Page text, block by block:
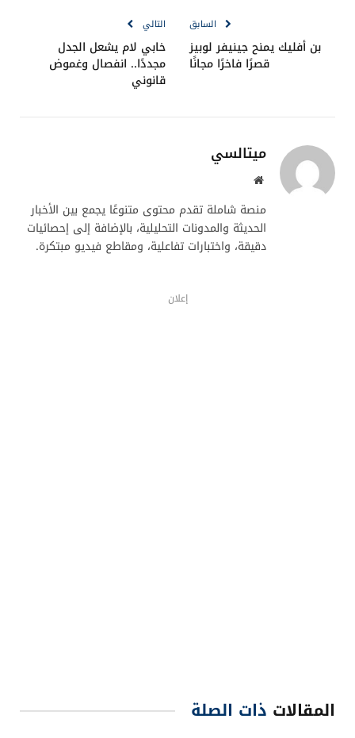
السابق
بن أفليك يمنح جينيفر لوبيز
قصرًا فاخرًا مجانًا
التالي
خابي لام يشعل الجدل
مجددًا.. انفصال وغموض
قانوني
ميتالسي
موقع
منصة شاملة تقدم محتوى متنوعًا يجمع بين الأخبار
الحديثة والمدونات التحليلية، بالإضافة إلى إحصائيات
دقيقة، واختبارات تفاعلية، ومقاطع فيديو مبتكرة.
إعلان
المقالات ذات الصلة